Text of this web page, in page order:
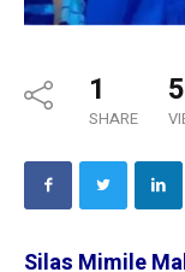
1
SHARE
Silas Mimile